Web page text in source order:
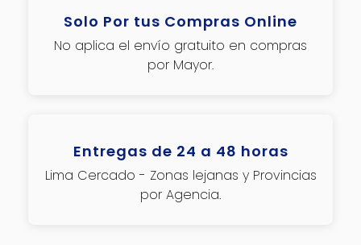
Solo Por tus Compras Online
No aplica el envío gratuito en compras
por Mayor.
Entregas de 24 a 48 horas
Lima Cercado - Zonas lejanas y Provincias
por Agencia.